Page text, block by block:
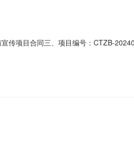
传项目合同三、项目编号：CTZB-
详见招标文件数量：1.00单价（元）：3